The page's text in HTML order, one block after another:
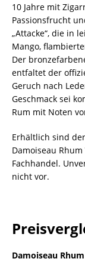
10 Jahre mit
Passionsfrucht
„Attacke“, die in
Mango,
Der
entfaltet der
Geruch nach
Geschmack sei
Rum mit Noten
Erhältlich sind
Damoiseau
Fachhandel.
nicht vor.
Damoiseau